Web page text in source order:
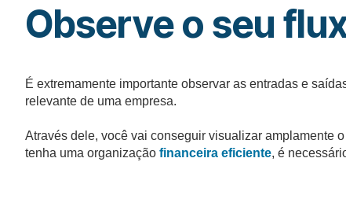
Observe o seu
É extremamente importante observar as entradas e
relevante de uma empresa.
Através dele, você vai conseguir visualizar amplamente
tenha uma organização financeira eficiente, é